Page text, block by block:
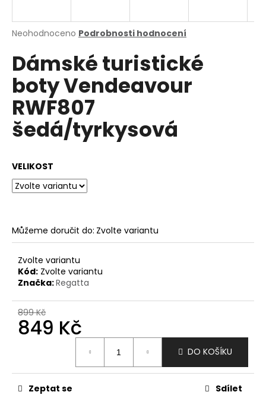
Průměrné
produktu
je
0,0
5
hvězdiček.
Neohodnoceno Podrobnosti hodnocení
Dámské turistické
boty Vendeavour
RWF807
šedá/tyrkysová
VELIKOST
Můžeme doručit do: Zvolte variantu
Zvolte variantu
Kód: Zvolte variantu
Značka:Regatta
899 Kč
849 Kč
DO KOŠÍKU
Zeptat se Sdílet
j
t
?
HLEDAT
D
o
r
u
č
u
e
m